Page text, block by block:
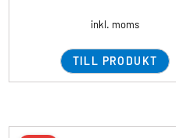
inkl. moms
TILL PRODUKT